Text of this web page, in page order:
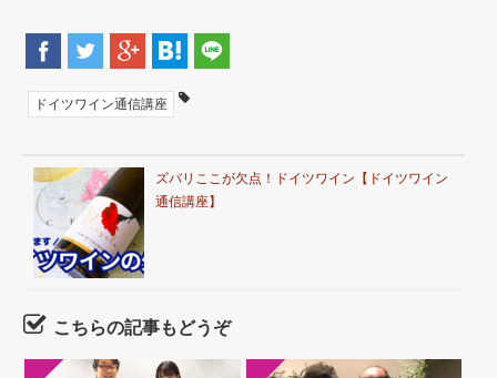
ドイツワイン通信講座
ズバリここが欠点！ドイツワイン【ドイツワイン
通信講座】
こちらの記事もどうぞ